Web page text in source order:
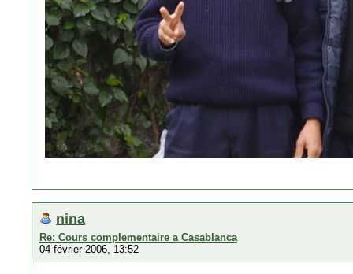
nina
Re: Cours complementaire a Casablanca
04 février 2006, 13:52